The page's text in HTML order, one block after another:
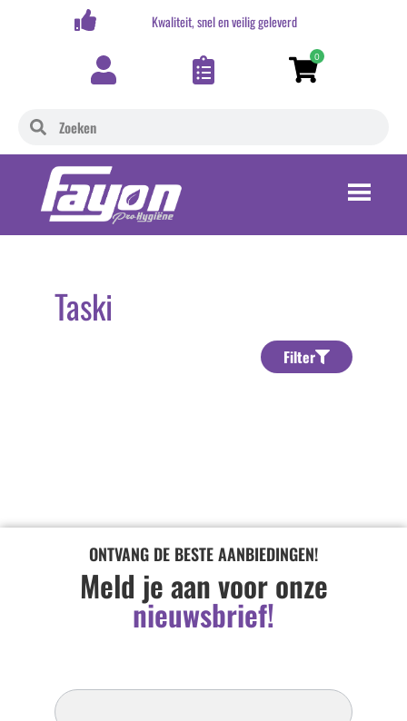
Kwaliteit, snel en veilig geleverd
0
Taski
Filter
ONTVANG DE BESTE AANBIEDINGEN!
Meld je aan voor onze
nieuwsbrief!
Inschrijven
Nieuwsbrief